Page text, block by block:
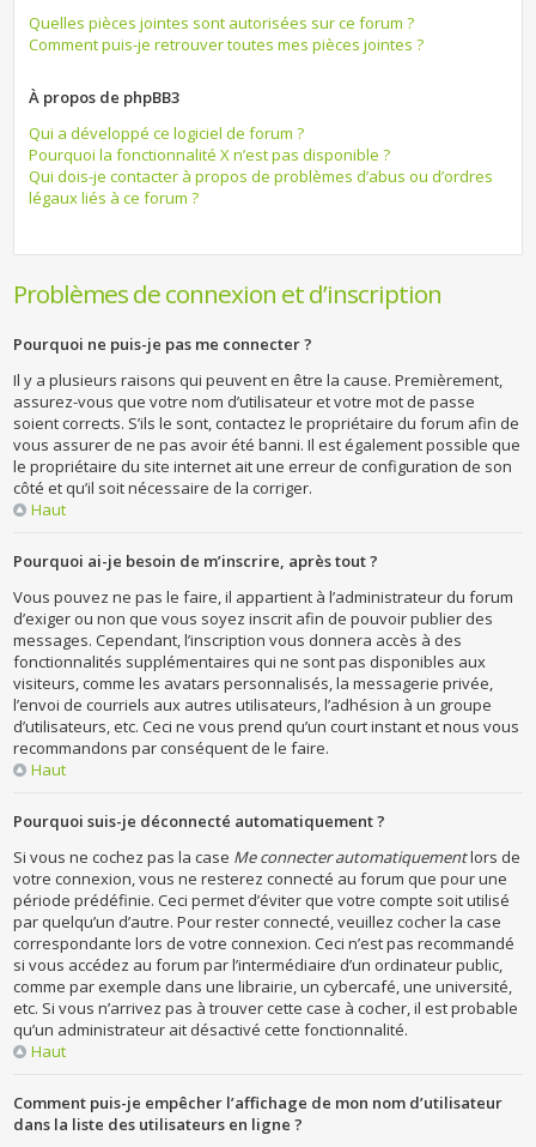
Quelles pièces jointes sont autorisées sur ce forum ?
Comment puis-je retrouver toutes mes pièces jointes ?
À propos de phpBB3
Qui a développé ce logiciel de forum ?
Pourquoi la fonctionnalité X n’est pas disponible ?
Qui dois-je contacter à propos de problèmes d’abus ou d’ordres
légaux liés à ce forum ?
Problèmes de connexion et d’inscription
Pourquoi ne puis-je pas me connecter ?
Il y a plusieurs raisons qui peuvent en être la cause. Premièrement,
assurez-vous que votre nom d’utilisateur et votre mot de passe
soient corrects. S’ils le sont, contactez le propriétaire du forum afin de
vous assurer de ne pas avoir été banni. Il est également possible que
le propriétaire du site internet ait une erreur de configuration de son
côté et qu’il soit nécessaire de la corriger.
Haut
Pourquoi ai-je besoin de m’inscrire, après tout ?
Vous pouvez ne pas le faire, il appartient à l’administrateur du forum
d’exiger ou non que vous soyez inscrit afin de pouvoir publier des
messages. Cependant, l’inscription vous donnera accès à des
fonctionnalités supplémentaires qui ne sont pas disponibles aux
visiteurs, comme les avatars personnalisés, la messagerie privée,
l’envoi de courriels aux autres utilisateurs, l’adhésion à un groupe
d’utilisateurs, etc. Ceci ne vous prend qu’un court instant et nous vous
recommandons par conséquent de le faire.
Haut
Pourquoi suis-je déconnecté automatiquement ?
Si vous ne cochez pas la case Me connecter automatiquementlors de
votre connexion, vous ne resterez connecté au forum que pour une
période prédéfinie. Ceci permet d’éviter que votre compte soit utilisé
par quelqu’un d’autre. Pour rester connecté, veuillez cocher la case
correspondante lors de votre connexion. Ceci n’est pas recommandé
si vous accédez au forum par l’intermédiaire d’un ordinateur public,
comme par exemple dans une librairie, un cybercafé, une université,
etc. Si vous n’arrivez pas à trouver cette case à cocher, il est probable
qu’un administrateur ait désactivé cette fonctionnalité.
Haut
Comment puis-je empêcher l’affichage de mon nom d’utilisateur
dans la liste des utilisateurs en ligne ?